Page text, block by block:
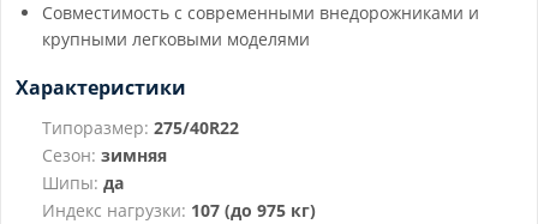
Совместимость с современными внедорожниками и
крупными легковыми моделями
Характеристики
Типоразмер: 275/40R22
Сезон: зимняя
Шипы: да
Индекс нагрузки: 107 (до 975 кг)